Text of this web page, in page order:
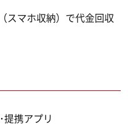
スマホ収納）で代金回収
提携アプリ